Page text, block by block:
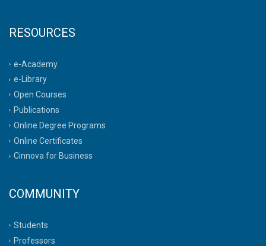
RESOURCES
e-Academy
e-Library
Open Courses
Publications
Online Degree Programs
Online Certificates
Cinnova for Business
COMMUNITY
Students
Professors